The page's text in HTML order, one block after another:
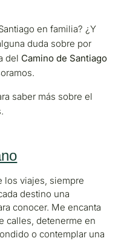
en familia? ¿Y
duda sobre por
del Camino de Santiago
saber más sobre el
los viajes, siempre
destino una
conocer. Me encanta
calles, detenerme en
o contemplar una